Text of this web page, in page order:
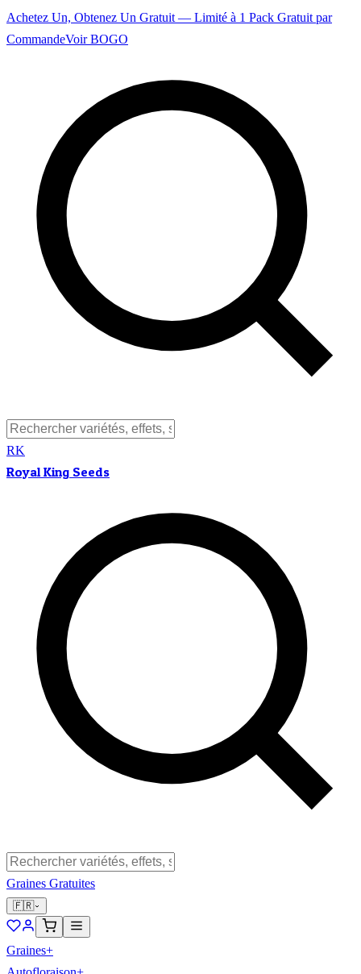
Achetez Un, Obtenez Un Gratuit — Limité à 1 Pack Gratuit par
CommandeVoir BOGO
RK
Royal King Seeds
Graines Gratuites
🇫🇷
Graines+